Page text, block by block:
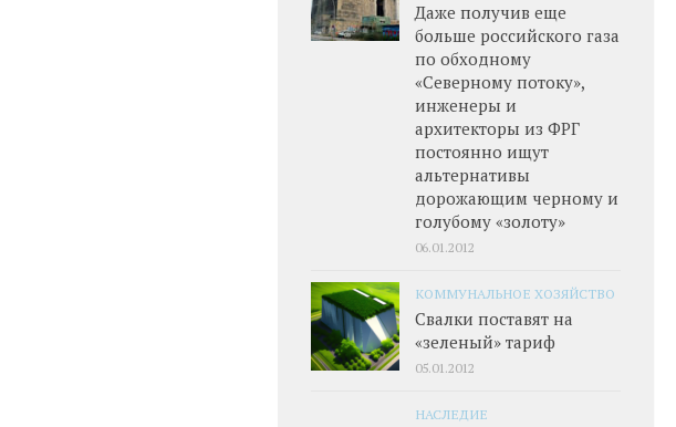
Даже получив еще
больше российского газа
по обходному
«Северному потоку»,
инженеры и
архитекторы из ФРГ
постоянно ищут
альтернативы
дорожающим черному и
голубому «золоту»
06.01.2012
КОММУНАЛЬНОЕ ХОЗЯЙСТВО
Свалки поставят на
«зеленый» тариф
05.01.2012
НАСЛЕДИЕ